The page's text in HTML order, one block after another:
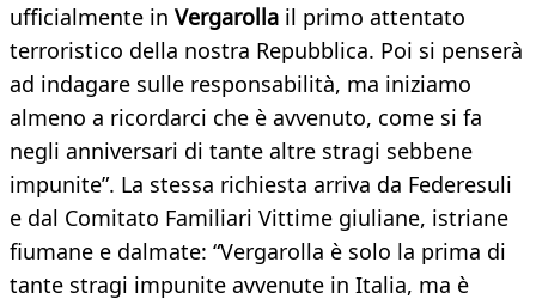
ufficialmente in Vergarolla il primo attentato
terroristico della nostra Repubblica. Poi si penserà
ad indagare sulle responsabilità, ma iniziamo
almeno a ricordarci che è avvenuto, come si fa
negli anniversari di tante altre stragi sebbene
impunite”. La stessa richiesta arriva da Federesuli
e dal Comitato Familiari Vittime giuliane, istriane
fiumane e dalmate: “Vergarolla è solo la prima di
tante stragi impunite avvenute in Italia, ma è